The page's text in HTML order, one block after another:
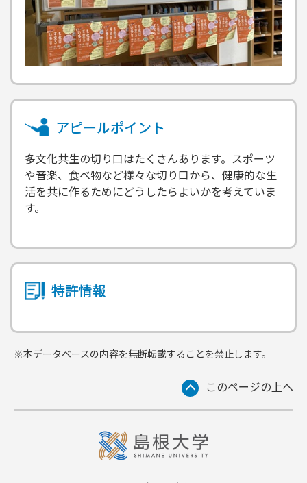
アピールポイント
多文化共生の切り口はたくさんあります。スポーツ
や音楽、食べ物など様々な切り口から、健康的な生
活を共に作るためにどうしたらよいかを考えていま
す。
特許情報
※本データベースの内容を無断転載することを禁止します。
このページの上へ